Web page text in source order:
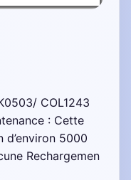
COL1243
: Cette
d’environ 5000
Rechargemen